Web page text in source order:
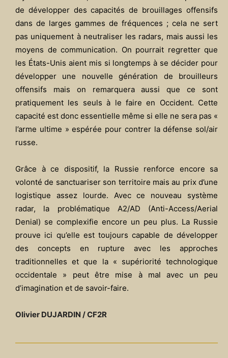
de développer des capacités de brouillages offensifs
dans de larges gammes de fréquences ; cela ne sert
pas uniquement à neutraliser les radars, mais aussi les
moyens de communication. On pourrait regretter que
les États-Unis aient mis si longtemps à se décider pour
développer une nouvelle génération de brouilleurs
offensifs mais on remarquera aussi que ce sont
pratiquement les seuls à le faire en Occident. Cette
capacité est donc essentielle même si elle ne sera pas «
l’arme ultime » espérée pour contrer la défense sol/air
russe.
Grâce à ce dispositif, la Russie renforce encore sa
volonté de sanctuariser son territoire mais au prix d’une
logistique assez lourde. Avec ce nouveau système
radar, la problématique A2/AD (Anti-Access/Aerial
Denial) se complexifie encore un peu plus. La Russie
prouve ici qu’elle est toujours capable de développer
des concepts en rupture avec les approches
traditionnelles et que la « supériorité technologique
occidentale » peut être mise à mal avec un peu
d’imagination et de savoir-faire.
Olivier DUJARDIN / CF2R